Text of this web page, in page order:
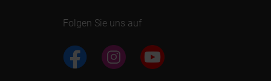
Folgen Sie uns auf